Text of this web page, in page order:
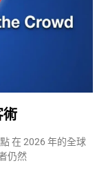
術
在 2026 年的全球
仍然